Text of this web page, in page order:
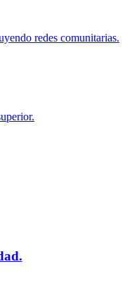
redes comunitarias.